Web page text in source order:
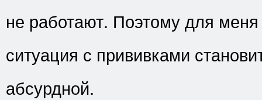
не работают. Поэтому для меня
ситуация с прививками
абсурдной.